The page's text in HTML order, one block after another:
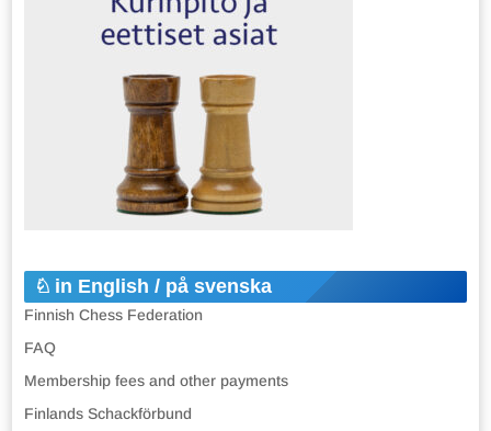
in English / på svenska
Finnish Chess Federation
FAQ
Membership fees and other payments
Finlands Schackförbund